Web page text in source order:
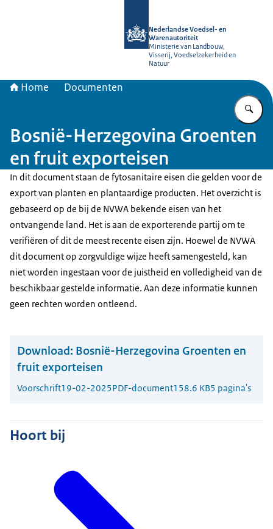
Nederlandse Voedsel- en
Warenautoriteit
Ministerie van Landbouw,
Visserij, Voedselzekerheid en
Natuur
Home Documenten
Bosnië-Herzegovina Groenten
en fruit exporteisen
In dit document staan de fytosanitaire eisen die gelden voor de
export van planten en plantaardige producten. Het overzicht is
gebaseerd op de bij de NVWA bekende eisen van het
ontvangende land. Het is aan de exporterende partij om te
verifiëren of dit de meest recente eisen zijn. Hoewel de NVWA
dit document op zorgvuldige wijze heeft samengesteld, kan
niet worden ingestaan voor de juistheid en volledigheid van de
beschikbaar gestelde informatie. Aan deze informatie kunnen
geen rechten worden ontleend.
Download: Bosnië-Herzegovina Groenten en
fruit exporteisen
Voorschrift19-02-2025PDF-document158.6 KB5 pagina's
Hoort bij